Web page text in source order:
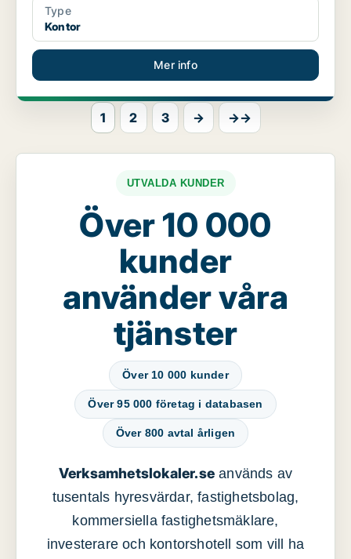
Type
Kontor
Mer info
1 2 3 → →→
UTVALDA KUNDER
Över 10 000
kunder
använder våra
tjänster
Över 10 000 kunder
Över 95 000 företag i databasen
Över 800 avtal årligen
Verksamhetslokaler.se används av
tusentals hyresvärdar, fastighetsbolag,
kommersiella fastighetsmäklare,
investerare och kontorshotell som vill ha